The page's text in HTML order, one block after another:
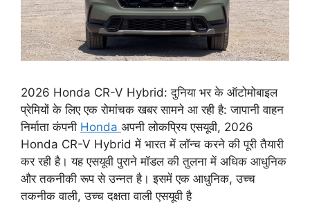
2026 Honda CR-V Hybrid: दुनिया भर के ऑटोमोबाइल
प्रेमियों के लिए एक रोमांचक खबर सामने आ रही है: जापानी वाहन
निर्माता कंपनी Honda अपनी लोकप्रिय एसयूवी, 2026
Honda CR-V Hybrid में भारत में लॉन्च करने की पूरी तैयारी
कर रही है। यह एसयूवी पुराने मॉडल की तुलना में अधिक आधुनिक
और तकनीकी रूप से उन्नत है। इसमें एक आधुनिक, उच्च
तकनीक वाली, उच्च दक्षता वाली एसयूवी है